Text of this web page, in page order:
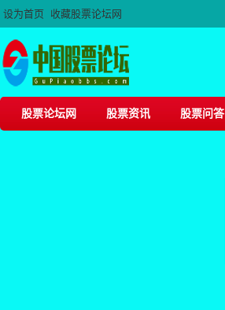
设为首页 收藏股票论坛网
股票论坛网 股票资讯 股票问答